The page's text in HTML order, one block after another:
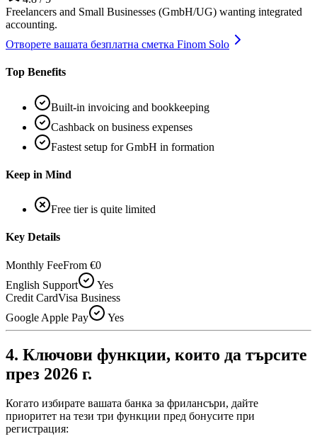
Freelancers and Small Businesses (GmbH/UG) wanting integrated
accounting.
Отворете вашата безплатна сметка Finom Solo
Top Benefits
Built-in invoicing and bookkeeping
Cashback on business expenses
Fastest setup for GmbH in formation
Keep in Mind
Free tier is quite limited
Key Details
Monthly FeeFrom €0
English Support
Yes
Credit CardVisa Business
Google Apple Pay
Yes
4. Ключови функции, които да търсите
през 2026 г.
Когато избирате вашата банка за фрилансъри, дайте
приоритет на тези три функции пред бонусите при
регистрация: